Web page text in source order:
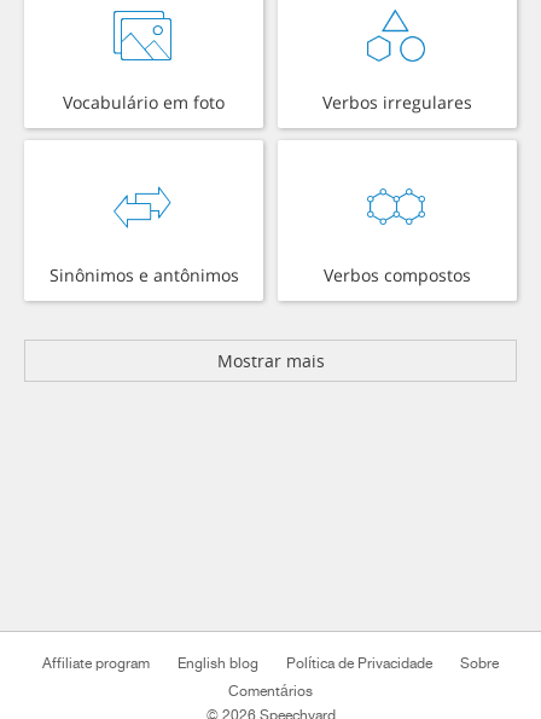
Vocabulário em foto Verbos irregulares
Sinônimos e antônimos Verbos compostos
Mostrar mais
Affiliate program English blog Política de Privacidade
Sobre
Comentários
© 2026 Speechyard